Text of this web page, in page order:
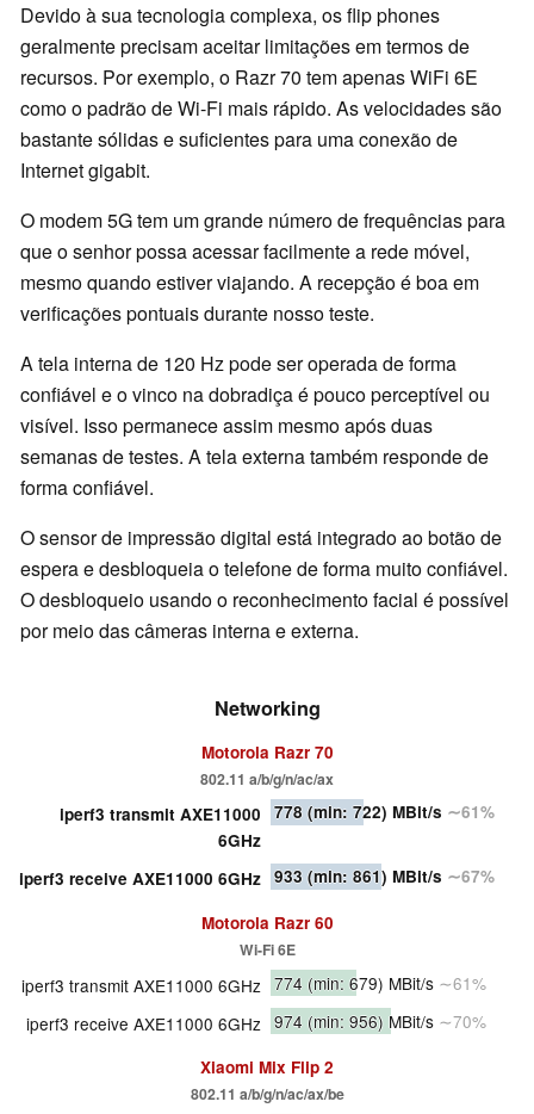
Devido à sua tecnologia complexa, os flip phones
geralmente precisam aceitar limitações em termos de
recursos. Por exemplo, o Razr 70 tem apenas WiFi 6E
como o padrão de Wi-Fi mais rápido. As velocidades são
bastante sólidas e suficientes para uma conexão de
Internet gigabit.
O modem 5G tem um grande número de frequências para
que o senhor possa acessar facilmente a rede móvel,
mesmo quando estiver viajando. A recepção é boa em
verificações pontuais durante nosso teste.
A tela interna de 120 Hz pode ser operada de forma
confiável e o vinco na dobradiça é pouco perceptível ou
visível. Isso permanece assim mesmo após duas
semanas de testes. A tela externa também responde de
forma confiável.
O sensor de impressão digital está integrado ao botão de
espera e desbloqueia o telefone de forma muito confiável.
O desbloqueio usando o reconhecimento facial é possível
por meio das câmeras interna e externa.
Networking
Motorola Razr 70
802.11 a/b/g/n/ac/ax
iperf3 transmit AXE11000
6GHz
778 (min: 722) MBit/s ∼61%
iperf3 receive AXE11000 6GHz 933 (min: 861) MBit/s ∼67%
Motorola Razr 60
Wi-Fi 6E
iperf3 transmit AXE11000 6GHz 774 (min: 679) MBit/s ∼61%
iperf3 receive AXE11000 6GHz 974 (min: 956) MBit/s ∼70%
Xiaomi Mix Flip 2
802.11 a/​b/​g/​n/​ac/​ax/​be